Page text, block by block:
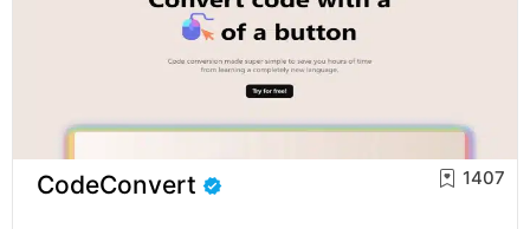
CodeConvert 1407